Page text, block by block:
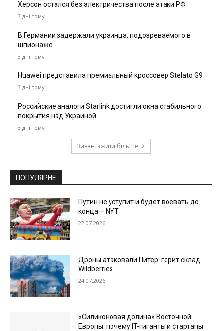
Херсон остался без электричества после атаки РФ
3 дні тому
В Германии задержали украинца, подозреваемого в
шпионаже
3 дні тому
Huawei представила премиальный кроссовер Stelato G9
3 дні тому
Российские аналоги Starlink достигли окна стабильного
покрытия над Украиной
3 дні тому
Завантажити більше
ПОПУЛЯРНЕ
Путин не уступит и будет воевать до
конца – NYT
22.07.2026
Дроны атаковали Питер: горит склад
Wildberries
24.07.2026
«Силиконовая долина» Восточной
Европы: почему IT-гиганты и стартапы